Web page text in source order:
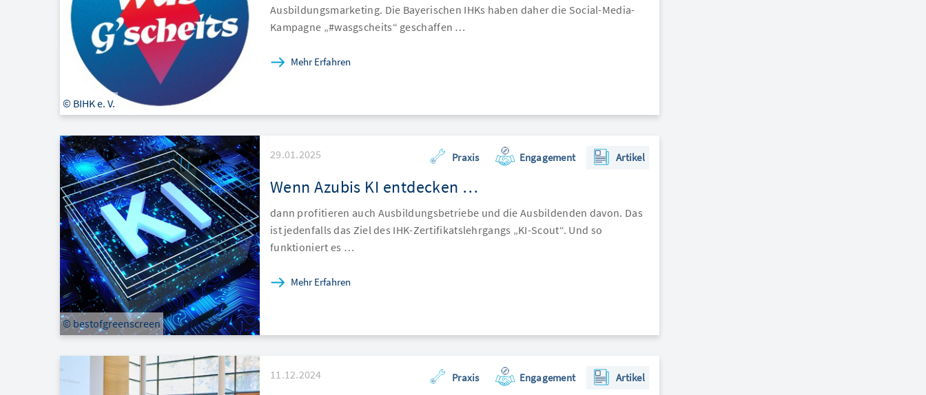
© BIHK e. V.
Ausbildungsmarketing. Die Bayerischen IHKs haben daher die Social-Media-
Kampagne „#wasgscheits“ geschaffen …
Mehr Erfahren
© bestofgreenscreen
29.01.2025 Praxis Engagement Artikel
Wenn Azubis KI entdecken …
dann profitieren auch Ausbildungsbetriebe und die Ausbildenden davon. Das
ist jedenfalls das Ziel des IHK-Zertifikatslehrgangs „KI-Scout“. Und so
funktioniert es …
Mehr Erfahren
11.12.2024 Praxis Engagement Artikel